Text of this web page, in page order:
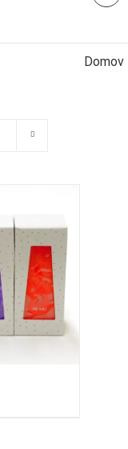
Domov